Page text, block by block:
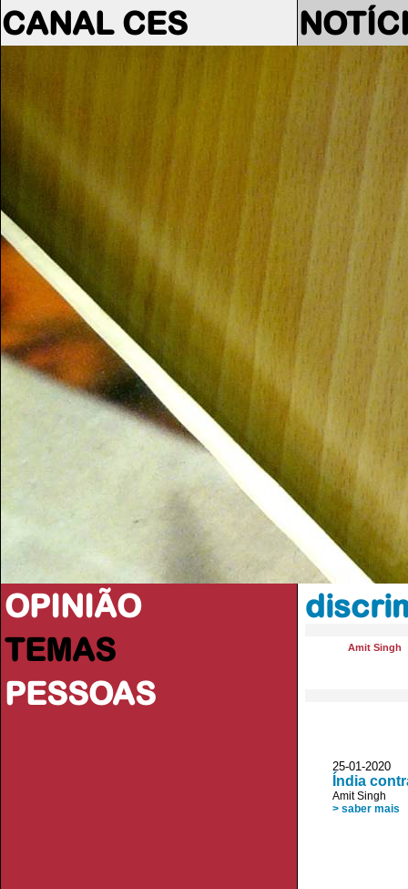
CANAL CES
OPINIÃO
TEMAS
PESSOAS
Amit Singh
25-01-
Índia
Amit Singh
> saber mais